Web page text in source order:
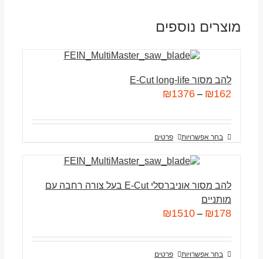
מוצרים נוספים
להב מסור E-Cut long-life
₪162
–
₪1376
בחר אפשרויות פרטים
להב מסור אוניברסלי E-Cut בעל צורה רחבה עם
מותניים
₪178
–
₪1510
בחר אפשרויות פרטים